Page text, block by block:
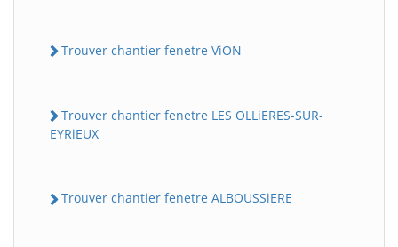
Trouver chantier fenetre ViON
Trouver chantier fenetre LES OLLiERES-SUR-
EYRiEUX
Trouver chantier fenetre ALBOUSSiERE